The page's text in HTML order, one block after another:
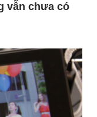
vẫn chưa có